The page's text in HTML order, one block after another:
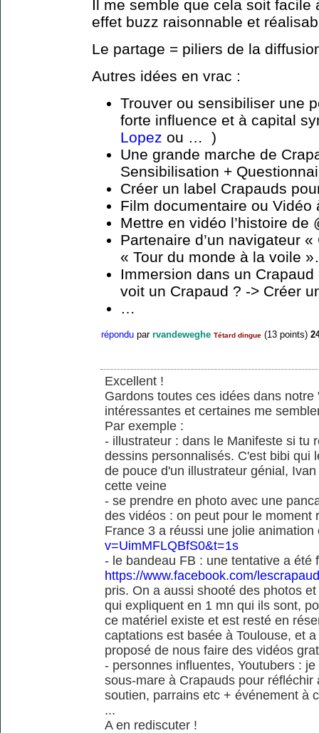
Il me semble que cela soit
effet buzz raisonnable et
Le partage = piliers de la
Autres idées en vrac :
Trouver ou sensibiliser une
forte influence et à capital
Lopez ou … )
Une grande marche de
Sensibilisation +
Créer un label Crapauds
Film documentaire ou Vidéo
Mettre en vidéo l’histoire de
Partenaire d’un navigateur
« Tour du monde à la voile
Immersion dans un
voit un Crapaud ? -> Créer
répondu par rvandeweghe Tétard dingue (13 points)
Excellent !
Gardons toutes ces idées dans
intéressantes et certaines me
Par exemple :
- illustrateur : dans le Manifeste si tu
dessins personnalisés. C'est bibi qui
de pouce d'un illustrateur génial,
cette veine
- se prendre en photo avec une
des vidéos : on peut pour le moment
France 3 a réussi une jolie
v=UimMFLQBfS0&t=1s
- le bandeau FB : une tentative a été
https://www.facebook.com/
pris. On a aussi shooté des photos
qui expliquent en 1 mn qui ils sont,
ce matériel existe et est resté en
captations est basée à Toulouse, et
proposé de nous faire des vidéos
- personnes influentes, Youtubers :
sous-mare à Crapauds pour
soutien, parrains etc + événement à
...
A en rediscuter !